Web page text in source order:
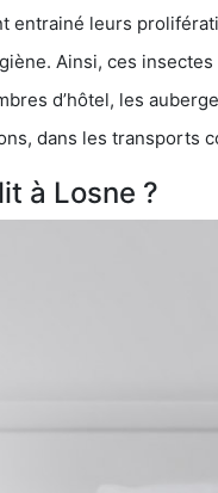
entrainé leurs
Ainsi, ces
d’hôtel, les auberges
dans les transports
à Losne ?